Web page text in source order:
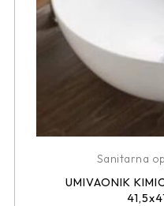
Sanitarna
UMIVAONIK